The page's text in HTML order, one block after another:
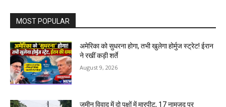
MOST POPULAR
अमेरिका को सुधरना होगा, तभी खुलेगा होर्मुज स्ट्रेट! ईरान
ने रखीं कड़ी शर्ते
August 9, 2026
जमीन विवाद में दो पक्षों में मारपीट, 17 नामजद पर